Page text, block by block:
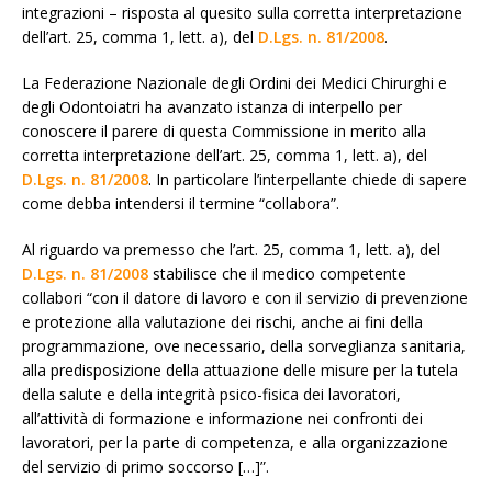
integrazioni – risposta al quesito sulla corretta interpretazione
dell’art. 25, comma 1, lett. a), del D.Lgs. n. 81/2008.
La Federazione Nazionale degli Ordini dei Medici Chirurghi e
degli Odontoiatri ha avanzato istanza di interpello per
conoscere il parere di questa Commissione in merito alla
corretta interpretazione dell’art. 25, comma 1, lett. a), del
D.Lgs. n. 81/2008. In particolare l’interpellante chiede di sapere
come debba intendersi il termine “collabora”.
Al riguardo va premesso che l’art. 25, comma 1, lett. a), del
D.Lgs. n. 81/2008 stabilisce che il medico competente
collabori “con il datore di lavoro e con il servizio di prevenzione
e protezione alla valutazione dei rischi, anche ai fini della
programmazione, ove necessario, della sorveglianza sanitaria,
alla predisposizione della attuazione delle misure per la tutela
della salute e della integrità psico-fisica dei lavoratori,
all’attività di formazione e informazione nei confronti dei
lavoratori, per la parte di competenza, e alla organizzazione
del servizio di primo soccorso […]”.